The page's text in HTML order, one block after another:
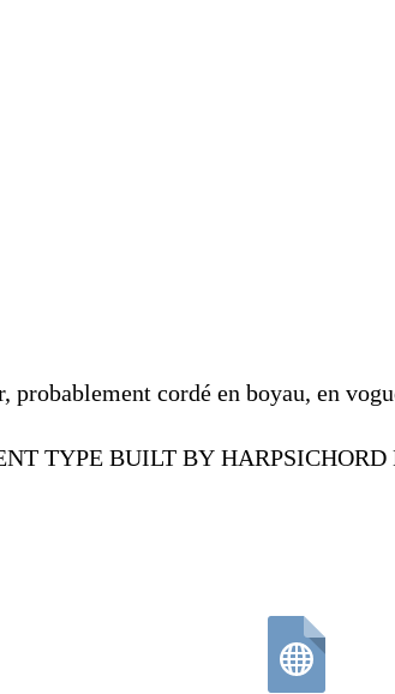
probablement cordé en boyau, en
TYPE BUILT BY HARPSICHORD